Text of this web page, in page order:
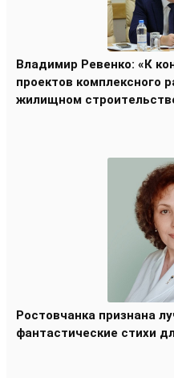
Владимир Ревенко: «К
проектов комплексного
жилищном
Ростовчанка признана
фантастические стихи